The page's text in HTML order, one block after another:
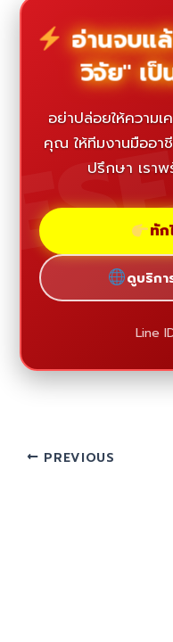
อ่านจบแ
วิจัย" เป็
อย่าปล่อยให้ความเ
คุณ ให้ทีมงานมืออา
ปรึกษา เรา
ทัก
ดูบริกา
Line
PREVIOUS